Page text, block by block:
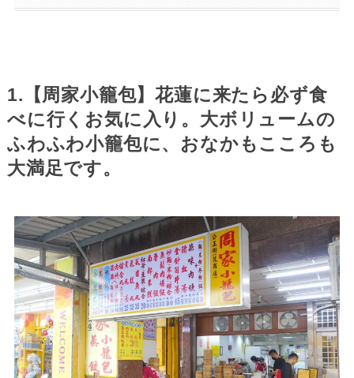
1.【周家小籠包】花蓮に来たら必ず食
べに行くお気に入り。大ボリュームの
ふわふわ小籠包に、おなかもこころも
大満足です。